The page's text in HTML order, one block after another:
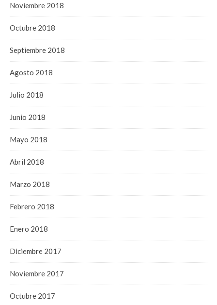
Noviembre 2018
Octubre 2018
Septiembre 2018
Agosto 2018
Julio 2018
Junio 2018
Mayo 2018
Abril 2018
Marzo 2018
Febrero 2018
Enero 2018
Diciembre 2017
Noviembre 2017
Octubre 2017